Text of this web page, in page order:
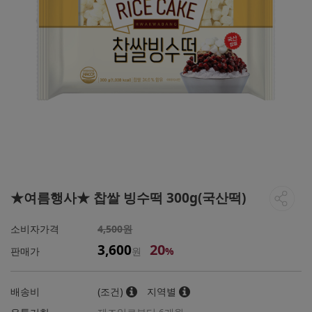
★여름행사★ 찹쌀 빙수떡 300g(국산떡)
소비자가격
4,500원
판매가
3,600원 20%
배송비 (조건)
지역별